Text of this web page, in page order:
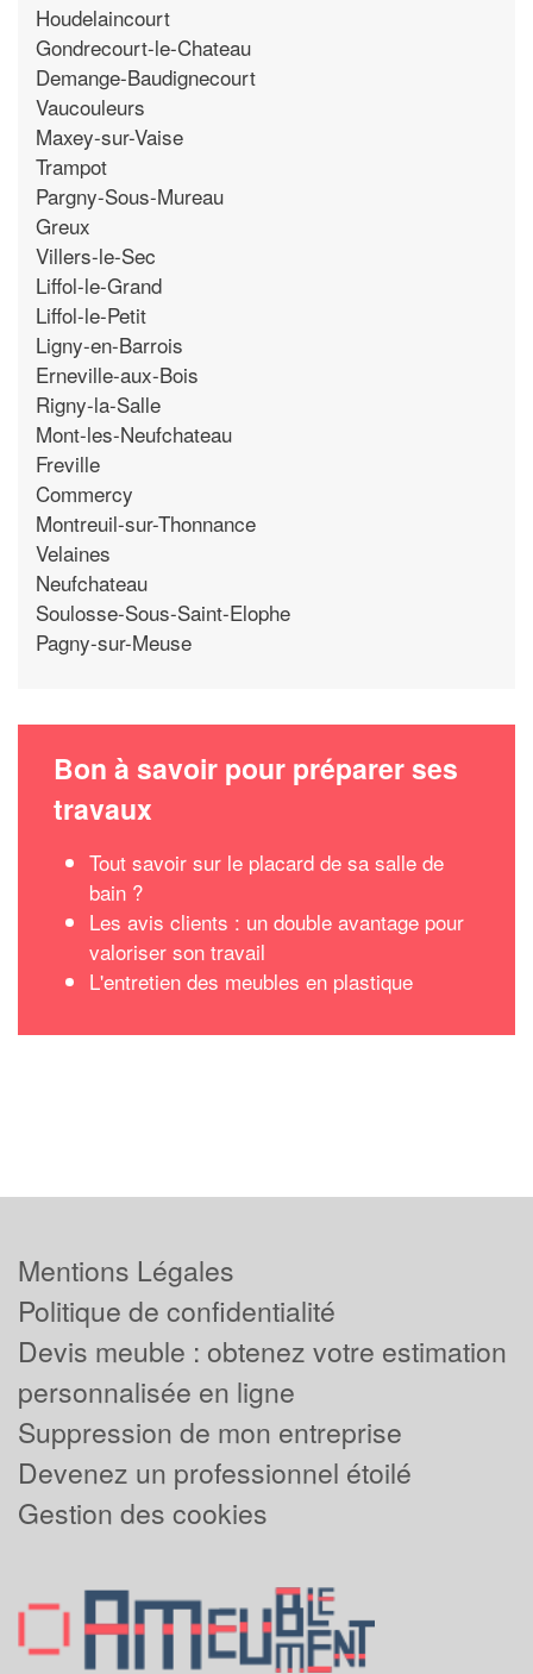
Houdelaincourt
Gondrecourt-le-Chateau
Demange-Baudignecourt
Vaucouleurs
Maxey-sur-Vaise
Trampot
Pargny-Sous-Mureau
Greux
Villers-le-Sec
Liffol-le-Grand
Liffol-le-Petit
Ligny-en-Barrois
Erneville-aux-Bois
Rigny-la-Salle
Mont-les-Neufchateau
Freville
Commercy
Montreuil-sur-Thonnance
Velaines
Neufchateau
Soulosse-Sous-Saint-Elophe
Pagny-sur-Meuse
Bon à savoir pour préparer ses
travaux
Tout savoir sur le placard de sa salle de
bain ?
Les avis clients : un double avantage pour
valoriser son travail
L'entretien des meubles en plastique
Mentions Légales
Politique de confidentialité
Devis meuble : obtenez votre estimation
personnalisée en ligne
Suppression de mon entreprise
Devenez un professionnel étoilé
Gestion des cookies